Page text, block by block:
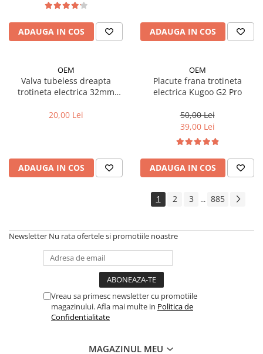
ADAUGA IN COS ADAUGA IN COS
OEM
Valva tubeless dreapta
trotineta electrica 32mm
20,00 Lei
ADAUGA IN COS
OEM
Placute frana trotineta
electrica Kugoo G2 Pro
50,00 Lei
39,00 Lei
ADAUGA IN COS
1 2 3 ... 885
Newsletter Nu rata ofertele si promotiile noastre
Vreau sa primesc newsletter cu promotiile
magazinului. Afla mai multe in Politica de
Confidentialitate
MAGAZINUL MEU